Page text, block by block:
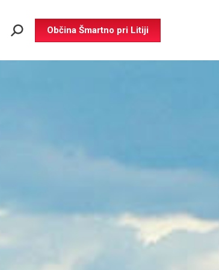
Search: Občina Šmartno pri Litiji